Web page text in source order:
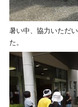
暑い中、協力いただ
た。